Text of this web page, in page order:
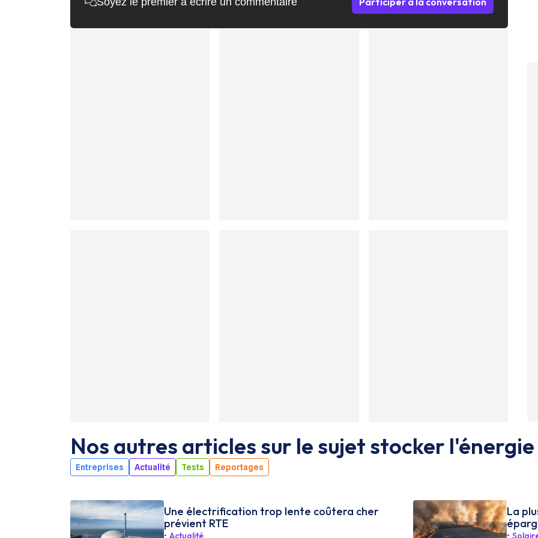
Nos autres articles sur le sujet stocker l'énergie
Entreprises Actualité Tests Reportages
Une électrification trop lente coûtera cher
prévient RTE
Actualité
La